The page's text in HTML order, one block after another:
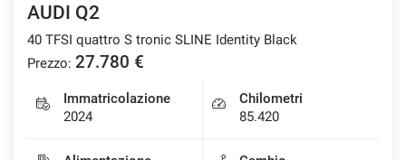
AUDI Q2
40 TFSI quattro S tronic SLINE Identity Black
Prezzo: 27.780 €
Immatricolazione
2024
Chilometri
85.420